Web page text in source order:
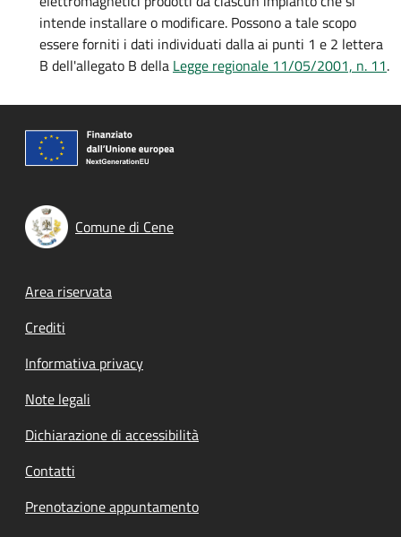
intende installare o modificare. Possono a tale scopo
essere forniti i dati individuati dalla ai punti 1 e 2 lettera
B dell'allegato B della Legge regionale 11/05/2001, n. 11.
Comune di Cene
Footer menu
Area riservata
Crediti
Informativa privacy
Note legali
Dichiarazione di accessibilità
Contatti
Prenotazione appuntamento